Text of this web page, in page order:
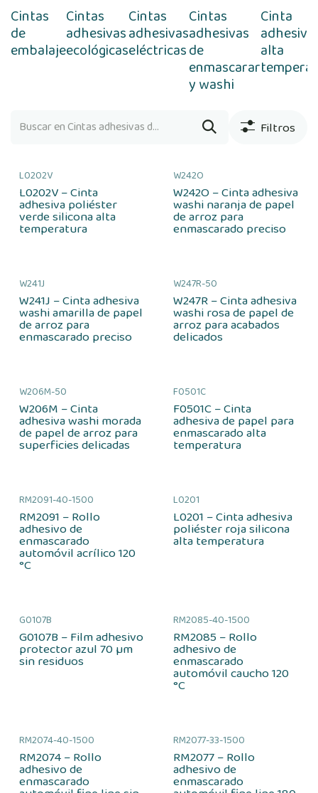
Cintas
de
embalaje
Cintas
adhesivas
ecológicas
Cintas
adhesivas
eléctricas
Cintas
adhesivas
de
enmascarar
y washi
Cinta
alta
Filtros
L0202V
L0202V – Cinta
adhesiva poliéster
verde silicona alta
temperatura
W242O
W242O – Cinta adhesiva
washi naranja de papel
de arroz para
enmascarado preciso
W241J
W241J – Cinta adhesiva
washi amarilla de papel
de arroz para
enmascarado preciso
W247R-50
W247R – Cinta adhesiva
washi rosa de papel de
arroz para acabados
delicados
W206M-50
W206M – Cinta
adhesiva washi morada
de papel de arroz para
superficies delicadas
F0501C
F0501C – Cinta
adhesiva de papel para
enmascarado alta
temperatura
RM2091-40-1500
RM2091 – Rollo
adhesivo de
enmascarado
automóvil acrílico 120
°C
L0201
L0201 – Cinta adhesiva
poliéster roja silicona
alta temperatura
G0107B
G0107B – Film adhesivo
protector azul 70 µm
sin residuos
RM2085-40-1500
RM2085 – Rollo
adhesivo de
enmascarado
automóvil caucho 120
°C
RM2074-40-1500
RM2074 – Rollo
adhesivo de
enmascarado
RM2077-33-1500
RM2077 – Rollo
adhesivo de
enmascarado